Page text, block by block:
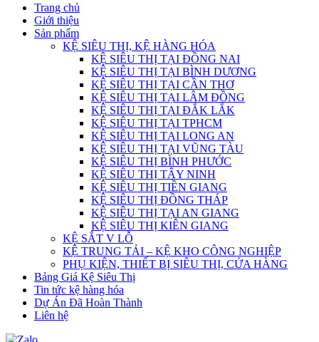
Trang chủ
Giới thiệu
Sản phẩm
KỆ SIÊU THỊ, KỆ HÀNG HÓA
KỆ SIÊU THỊ TẠI ĐỒNG NAI
KỆ SIÊU THỊ TẠI BÌNH DƯƠNG
KỆ SIÊU THỊ TẠI CẦN THƠ
KỆ SIÊU THỊ TẠI LÂM ĐỒNG
KỆ SIÊU THỊ TẠI ĐẮK LẮK
KỆ SIÊU THỊ TẠI TPHCM
KỆ SIÊU THỊ TẠI LONG AN
KỆ SIÊU THỊ TẠI VŨNG TÀU
KỆ SIÊU THỊ BÌNH PHƯỚC
KỆ SIÊU THỊ TÂY NINH
KỆ SIÊU THỊ TIỀN GIANG
KỆ SIÊU THỊ ĐỒNG THÁP
KỆ SIÊU THỊ TẠI AN GIANG
KỆ SIÊU THỊ KIÊN GIANG
KỆ SẮT V LỖ
KỆ TRUNG TẢI – KỆ KHO CÔNG NGHIỆP
PHỤ KIỆN, THIẾT BỊ SIÊU THỊ, CỬA HÀNG
Bảng Giá Kệ Siêu Thị
Tin tức kệ hàng hóa
Dự Án Đã Hoàn Thành
Liên hệ